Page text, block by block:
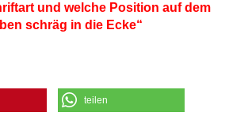
und welche Position auf dem
schräg in die Ecke“
teilen